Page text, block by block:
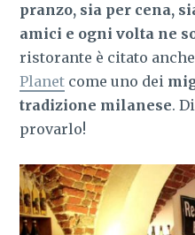
pranzo, sia per cena,
amici e ogni volta ne
ristorante è citato
Planet come uno dei
tradizione milanese.
provarlo!